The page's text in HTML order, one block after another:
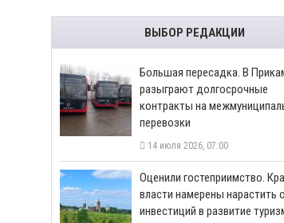
ВЫБОР РЕДАКЦИИ
Большая пересадка. В
разыграют долгосрочные
контракты на
перевозки
14 июля 2026, 07:00
Оценили гостеприимство.
власти намерены нарастить
инвестиций в развитие